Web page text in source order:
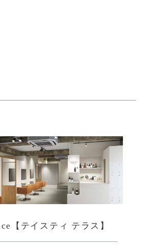
【テイスティ テラス】